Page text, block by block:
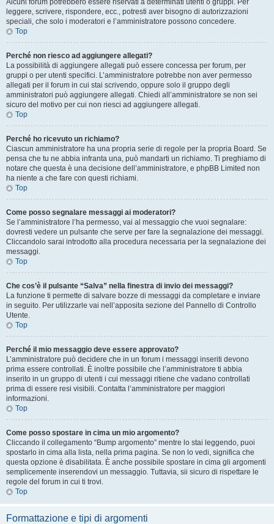
Alcuni forum potrebbero essere riservati a determinati utenti o gruppi. Per
leggere, scrivere, rispondere, ecc., potresti aver bisogno di autorizzazioni
speciali, che solo i moderatori e l’amministratore possono concedere.
Top
Perché non riesco ad aggiungere allegati?
La possibilità di aggiungere allegati può essere concessa per forum, per
gruppi o per utenti specifici. L’amministratore potrebbe non aver permesso
allegati per il forum in cui stai scrivendo, oppure solo il gruppo degli
amministratori può aggiungere allegati. Chiedi all’amministratore se non sei
sicuro del motivo per cui non riesci ad aggiungere allegati.
Top
Perché ho ricevuto un richiamo?
Ciascun amministratore ha una propria serie di regole per la propria Board. Se
pensa che tu ne abbia infranta una, può mandarti un richiamo. Ti preghiamo di
notare che questa è una decisione dell’amministratore, e phpBB Limited non
ha niente a che fare con questi richiami.
Top
Come posso segnalare messaggi ai moderatori?
Se l’amministratore l’ha permesso, vai al messaggio che vuoi segnalare:
dovresti vedere un pulsante che serve per fare la segnalazione dei messaggi.
Cliccandolo sarai introdotto alla procedura necessaria per la segnalazione dei
messaggi.
Top
Che cos’è il pulsante “Salva” nella finestra di invio dei messaggi?
La funzione ti permette di salvare bozze di messaggi da completare e inviare
in seguito. Per utilizzarle vai nell’apposita sezione del Pannello di Controllo
Utente.
Top
Perché il mio messaggio deve essere approvato?
L’amministratore può decidere che in un forum i messaggi inseriti devono
prima essere controllati. È inoltre possibile che l’amministratore ti abbia
inserito in un gruppo di utenti i cui messaggi ritiene che vadano controllati
prima di essere resi visibili. Contatta l’amministratore per maggiori
informazioni.
Top
Come posso spostare in cima un mio argomento?
Cliccando il collegamento “Bump argomento” mentre lo stai leggendo, puoi
spostarlo in cima alla lista, nella prima pagina. Se non lo vedi, significa che
questa opzione è disabilitata. È anche possibile spostare in cima gli argomenti
semplicemente inserendovi un messaggio. Tuttavia, sii sicuro di rispettare le
regole del forum in cui ti trovi.
Top
Formattazione e tipi di argomenti